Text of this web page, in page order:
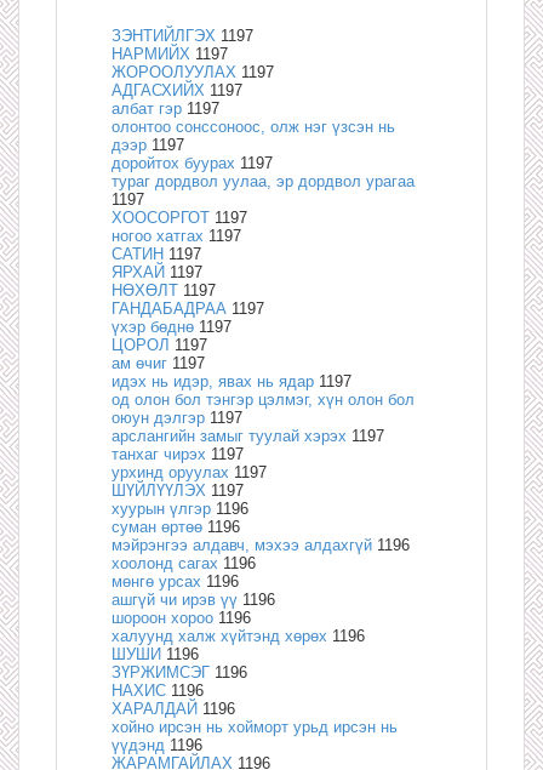
ЗЭНТИЙЛГЭХ 1197
НАРМИЙХ 1197
ЖОРООЛУУЛАХ 1197
АДГАСХИЙХ 1197
албат гэр 1197
олонтоо сонссоноос, олж нэг үзсэн нь
дээр 1197
доройтох буурах 1197
тураг дордвол уулаа, эр дордвол урагаа
1197
ХООСОРГОТ 1197
ногоо хатгах 1197
САТИН 1197
ЯРХАЙ 1197
НӨХӨЛТ 1197
ГАНДАБАДРАА 1197
үхэр бөднө 1197
ЦОРОЛ 1197
ам өчиг 1197
идэх нь идэр, явах нь ядар 1197
од олон бол тэнгэр цэлмэг, хүн олон бол
оюун дэлгэр 1197
арслангийн замыг туулай хэрэх 1197
танхаг чирэх 1197
урхинд оруулах 1197
ШҮЙЛҮҮЛЭХ 1197
хуурын үлгэр 1196
суман өртөө 1196
мэйрэнгээ алдавч, мэхээ алдахгүй 1196
хоолонд сагах 1196
мөнгө урсах 1196
ашгүй чи ирэв үү 1196
шороон хороо 1196
халуунд халж хүйтэнд хөрөх 1196
ШУШИ 1196
ЗҮРЖИМСЭГ 1196
НАХИС 1196
ХАРАЛДАЙ 1196
хойно ирсэн нь хойморт урьд ирсэн нь
үүдэнд 1196
ЖАРАМГАЙЛАХ 1196